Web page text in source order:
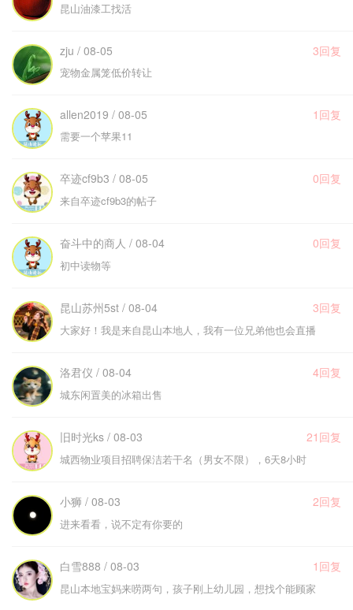
昆山油漆工找活
zju / 08-05 3回复
宠物金属笼低价转让
allen2019 / 08-05 1回复
需要一个苹果11
卒迹cf9b3 / 08-05 0回复
来自卒迹cf9b3的帖子
奋斗中的商人 / 08-04 0回复
初中读物等
昆山苏州5st / 08-04 3回复
大家好！我是来自昆山本地人，我有一位兄弟他也会直播
洛君仪 / 08-04 4回复
城东闲置美的冰箱出售
旧时光ks / 08-03 21回复
城西物业项目招聘保洁若干名（男女不限），6天8小时
小狮 / 08-03 2回复
进来看看，说不定有你要的
白雪888 / 08-03 1回复
昆山本地宝妈来唠两句，孩子刚上幼儿园，想找个能顾家